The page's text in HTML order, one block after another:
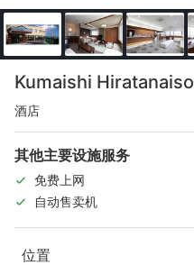
Kumaishi Hiratanaiso
酒店
其他主要设施服务
免费上网
自动售卖机
位置